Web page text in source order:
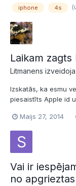
iphone 4s
Laikam
Litmanens
Izskatās, ka esmu
piesaistīts Apple id
vai arī varu izmest
Maijs 27, 2014
Vai ir
no